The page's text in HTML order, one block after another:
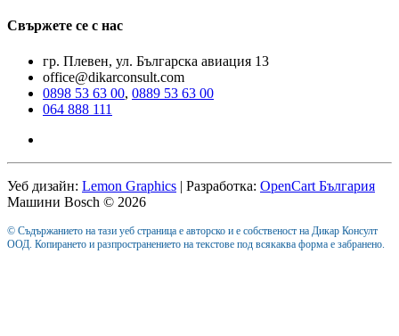
Свържете се с нас
гр. Плевен, ул. Българска авиация 13
office@dikarconsult.com
0898 53 63 00, 0889 53 63 00
064 888 111
Уеб дизайн: Lemon Graphics | Разработка: OpenCart България
Машини Bosch © 2026
© Съдържанието на тази уеб страница е авторско и е собственост на Дикар Консулт
ООД. Копирането и разпространението на текстове под всякаква форма е забранено.